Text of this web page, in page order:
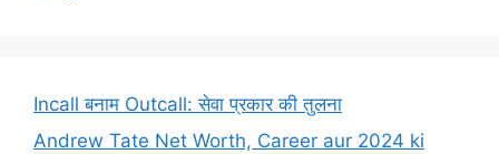
Incall बनाम Outcall: सेवा प्रकार की तुलना
Andrew Tate Net Worth, Career aur 2024 ki